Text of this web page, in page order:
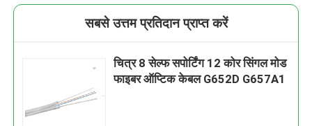
सबसे उत्तम प्रतिदान प्राप्त करें
चित्र 8 सेल्फ सपोर्टिंग 12 कोर सिंगल मोड
फाइबर ऑप्टिक केबल G652D G657A1